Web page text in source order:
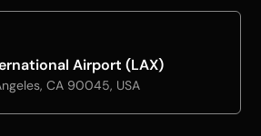
Airport (LAX)
CA 90045, USA